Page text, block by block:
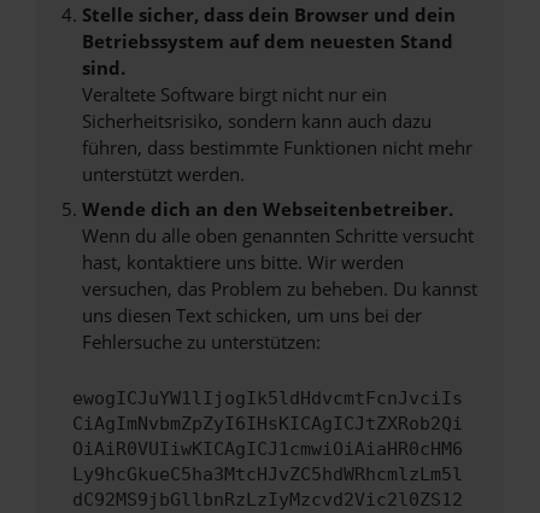
Stelle sicher, dass dein Browser und dein
Betriebssystem auf dem neuesten Stand
sind.
Veraltete Software birgt nicht nur ein
Sicherheitsrisiko, sondern kann auch dazu
führen, dass bestimmte Funktionen nicht mehr
unterstützt werden.
Wende dich an den Webseitenbetreiber.
Wenn du alle oben genannten Schritte versucht
hast, kontaktiere uns bitte. Wir werden
versuchen, das Problem zu beheben. Du kannst
uns diesen Text schicken, um uns bei der
Fehlersuche zu unterstützen:
ewogICJuYW1lIjogIk5ldHdvcmtFcnJvciIs
CiAgImNvbmZpZyI6IHsKICAgICJtZXRob2Qi
OiAiR0VUIiwKICAgICJ1cmwiOiAiaHR0cHM6
Ly9hcGkueC5ha3MtcHJvZC5hdWRhcmlzLm5l
dC92MS9jbGllbnRzLzIyMzcvd2Vic2l0ZS12